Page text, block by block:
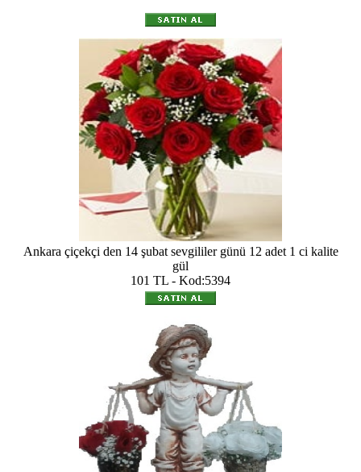
Ankara çiçekçi den 14 şubat sevgililer günü 12 adet 1 ci kalite
gül
101 TL - Kod:5394